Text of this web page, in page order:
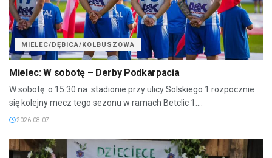
MIELEC/DĘBICA/KOLBUSZOWA
Mielec: W sobotę – Derby Podkarpacia
W sobotę o 15.30 na stadionie przy ulicy Solskiego 1 rozpocznie
się kolejny mecz tego sezonu w ramach Betclic 1....
2026-08-07